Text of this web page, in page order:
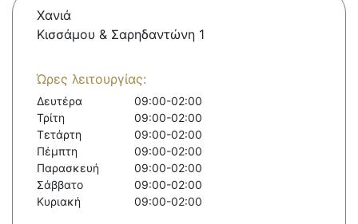
Χανιά
Κισσάμου & Σαρηδαντώνη 1
Ώρες λειτουργίας:
Δευτέρα
09:00-02:00
Τρίτη
09:00-02:00
Τετάρτη
09:00-02:00
Πέμπτη
09:00-02:00
Παρασκευή
09:00-02:00
Σάββατο
09:00-02:00
Κυριακή
09:00-02:00